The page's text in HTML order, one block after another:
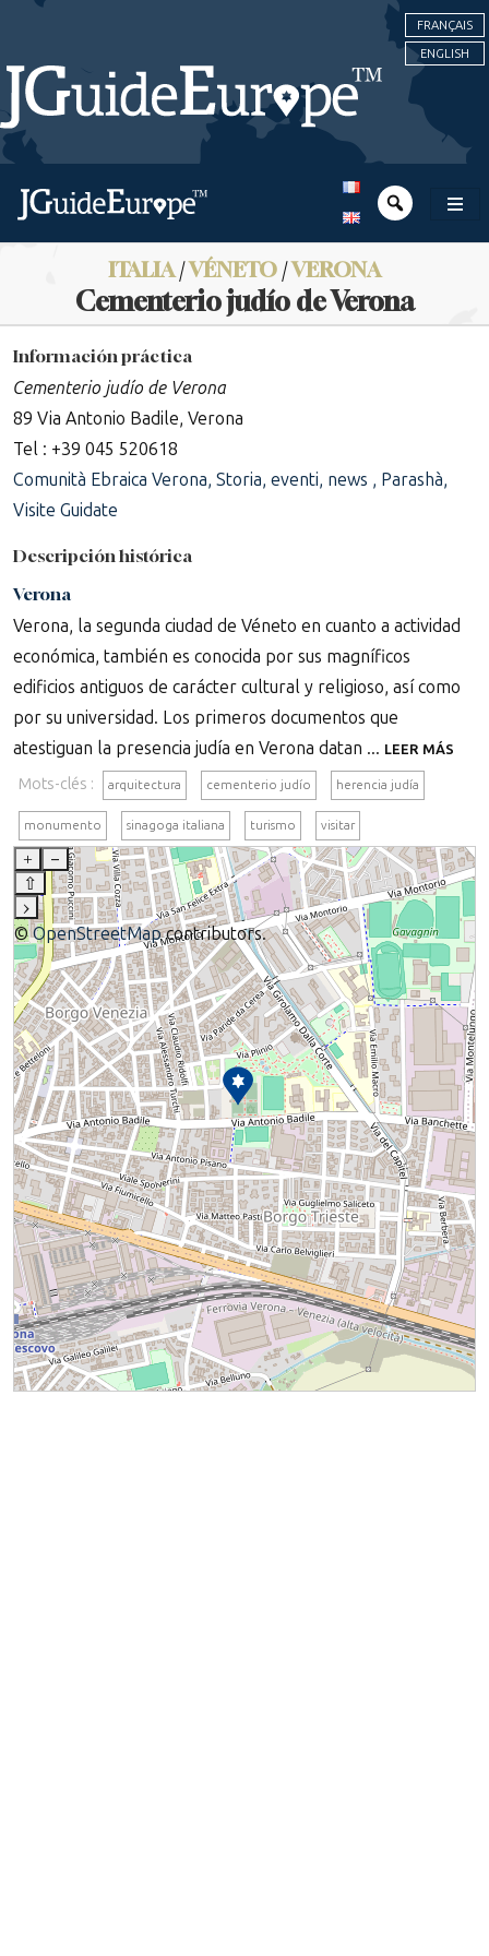
FRANÇAIS
ENGLISH
ITALIA/VÉNETO /VERONA
Cementerio judío de Verona
Información práctica
Cementerio judío de Verona
89 Via Antonio Badile, Verona
Tel : +39 045 520618
Comunità Ebraica Verona, Storia, eventi, news , Parashà,
Visite Guidate
Descripción histórica
Verona
Verona, la segunda ciudad de Véneto en cuanto a actividad
económica, también es conocida por sus magníficos
edificios antiguos de carácter cultural y religioso, así como
por su universidad. Los primeros documentos que
atestiguan la presencia judía en Verona datan ... LEER MÁS
Mots-clés : arquitectura cementerio judío herencia judía
monumento sinagoga italiana turismo visitar
+
–
⇧
›
©OpenStreetMapcontributors.